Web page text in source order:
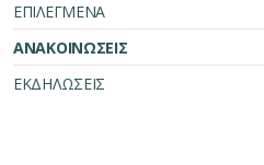
ΕΠΙΛΕΓΜΕΝΑ
ΑΝΑΚΟΙΝΩΣΕΙΣ
ΕΚΔΗΛΩΣΕΙΣ